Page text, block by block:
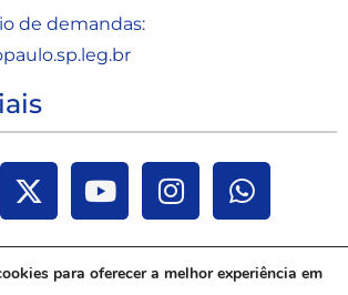
de demandas:
r
para oferecer a melhor experiência em